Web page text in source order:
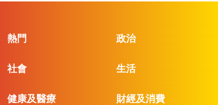
熱門 政治
社會 生活
健康及醫療 財經及消費